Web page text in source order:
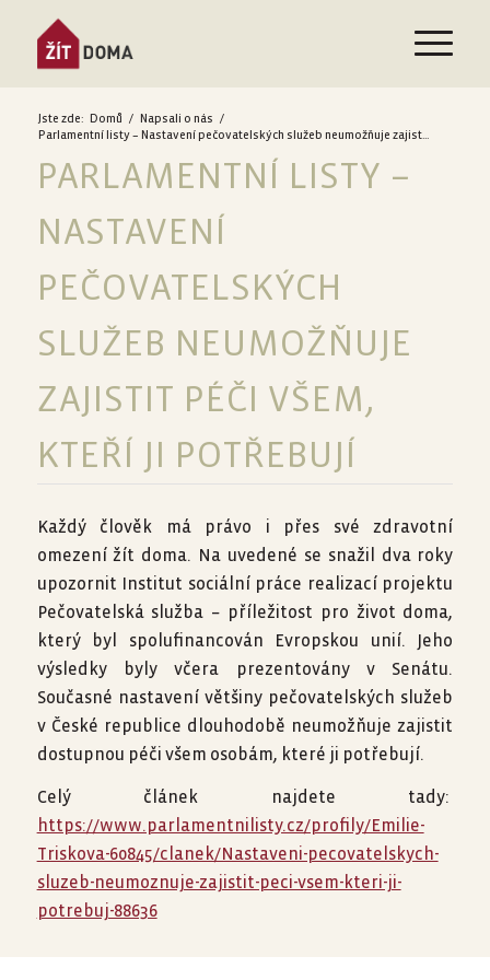
Jste zde: Domů / Napsali o nás
/
Parlamentní listy – Nastavení pečovatelských služeb neumožňuje zajist...
PARLAMENTNÍ LISTY –
NASTAVENÍ
PEČOVATELSKÝCH
SLUŽEB NEUMOŽŇUJE
ZAJISTIT PÉČI VŠEM,
KTEŘÍ JI POTŘEBUJÍ
Každý člověk má právo i přes své zdravotní
omezení žít doma. Na uvedené se snažil dva roky
upozornit Institut sociální práce realizací projektu
Pečovatelská služba – příležitost pro život doma,
který byl spolufinancován Evropskou unií. Jeho
výsledky byly včera prezentovány v Senátu.
Současné nastavení většiny pečovatelských služeb
v České republice dlouhodobě neumožňuje zajistit
dostupnou péči všem osobám, které ji potřebují.
Celý článek najdete tady:
https://www.parlamentnilisty.cz/profily/Emilie-
Triskova-60845/clanek/Nastaveni-pecovatelskych-
sluzeb-neumoznuje-zajistit-peci-vsem-kteri-ji-
potrebuj-88636